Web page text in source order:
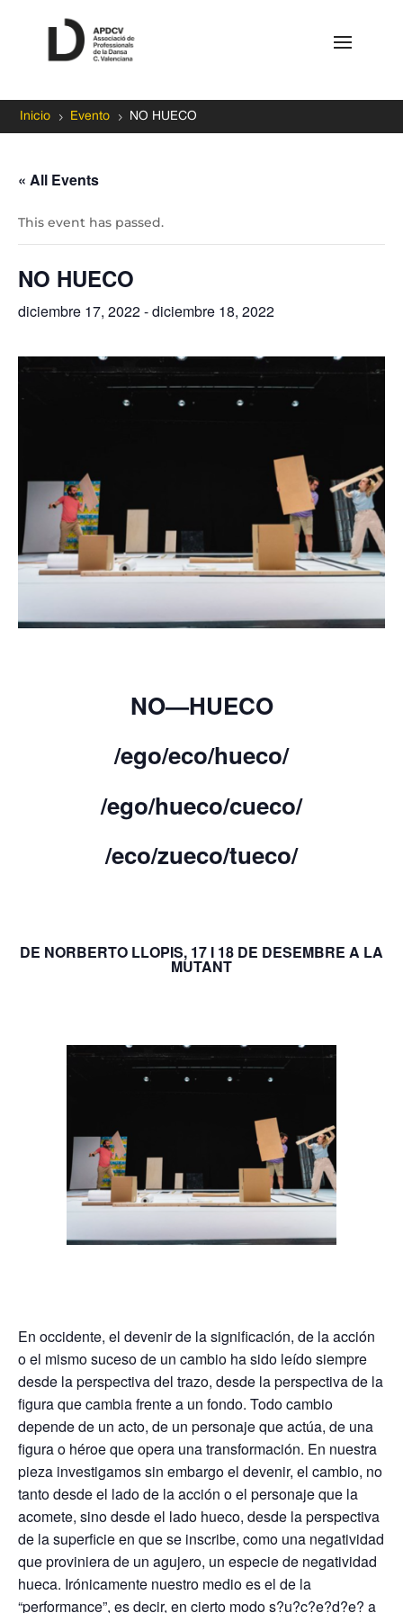
Inicio 5 Evento 5 NO HUECO
« All Events
This event has passed.
NO HUECO
diciembre 17, 2022-diciembre 18, 2022
NO—HUECO
/ego/eco/hueco/
/ego/hueco/cueco/
/eco/zueco/tueco/
DE NORBERTO LLOPIS, 17 I 18 DE DESEMBRE A LA
MUTANT
En occidente, el devenir de la significación, de la acción
o el mismo suceso de un cambio ha sido leído siempre
desde la perspectiva del trazo, desde la perspectiva de la
figura que cambia frente a un fondo. Todo cambio
depende de un acto, de un personaje que actúa, de una
figura o héroe que opera una transformación. En nuestra
pieza investigamos sin embargo el devenir, el cambio, no
tanto desde el lado de la acción o el personaje que la
acomete, sino desde el lado hueco, desde la perspectiva
de la superficie en que se inscribe, como una negatividad
que proviniera de un agujero, un especie de negatividad
hueca. Irónicamente nuestro medio es el de la
“performance”, es decir, en cierto modo s?u?c?e?d?e? a